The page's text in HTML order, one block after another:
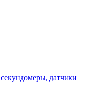
датчики